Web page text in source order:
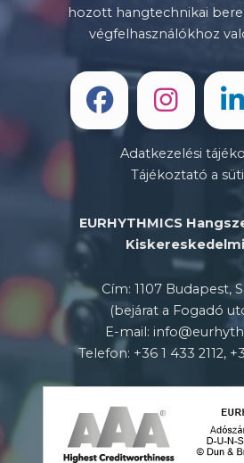
hozott hangtechnikai
végfelhasználókhoz
Adatkezelési
Tájékoztató a
EURHYTHMICS
Cím: 1107 Budapest,
(bejárat a Fogadó
E-mail:
Telefon: +36 1 433 2112,